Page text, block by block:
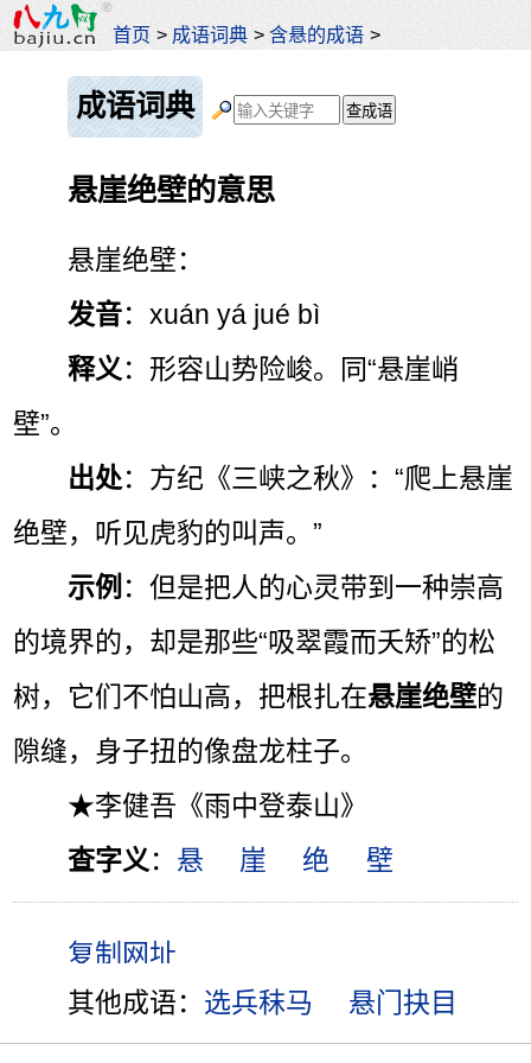
首页 > 成语词典 >含悬的成语 >
成语词典
悬崖绝壁的意思
悬崖绝壁：
发音：xuán yá jué bì
释义 ：形容山势险峻。同“悬崖峭
壁”。
出处：方纪《三峡之秋》：“爬上悬崖
绝壁，听见虎豹的叫声。”
示例 ：但是把人的心灵带到一种崇高
的境界的，却是那些“吸翠霞而夭矫”的松
树，它们不怕山高，把根扎在悬崖绝壁的
隙缝，身子扭的像盘龙柱子。
★李健吾《雨中登泰山》
查字义 ： 悬 崖 绝 壁
其他成语： 选兵秣马 悬门抉目